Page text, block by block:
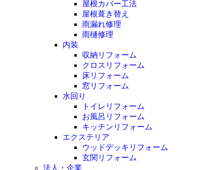
屋根カバー工法
屋根葺き替え
雨漏れ修理
雨樋修理
内装
収納リフォーム
クロスリフォーム
床リフォーム
窓リフォーム
水回り
トイレリフォーム
お風呂リフォーム
キッチンリフォーム
エクステリア
ウッドデッキリフォーム
玄関リフォーム
法人・企業